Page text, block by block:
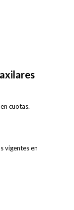
cuotas.
vigentes en